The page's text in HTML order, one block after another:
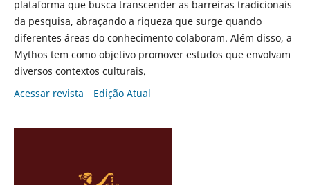
plataforma que busca transcender as barreiras tradicionais
da pesquisa, abraçando a riqueza que surge quando
diferentes áreas do conhecimento colaboram. Além disso, a
Mythos tem como objetivo promover estudos que envolvam
diversos contextos culturais.
Acessar revista
Edição Atual